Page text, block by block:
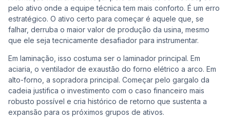
pelo ativo onde a equipe técnica tem mais conforto. É um erro
estratégico. O ativo certo para começar é aquele que, se
falhar, derruba o maior valor de produção da usina, mesmo
que ele seja tecnicamente desafiador para instrumentar.
Em laminação, isso costuma ser o laminador principal. Em
aciaria, o ventilador de exaustão do forno elétrico a arco. Em
alto-forno, a sopradora principal. Começar pelo gargalo da
cadeia justifica o investimento com o caso financeiro mais
robusto possível e cria histórico de retorno que sustenta a
expansão para os próximos grupos de ativos.